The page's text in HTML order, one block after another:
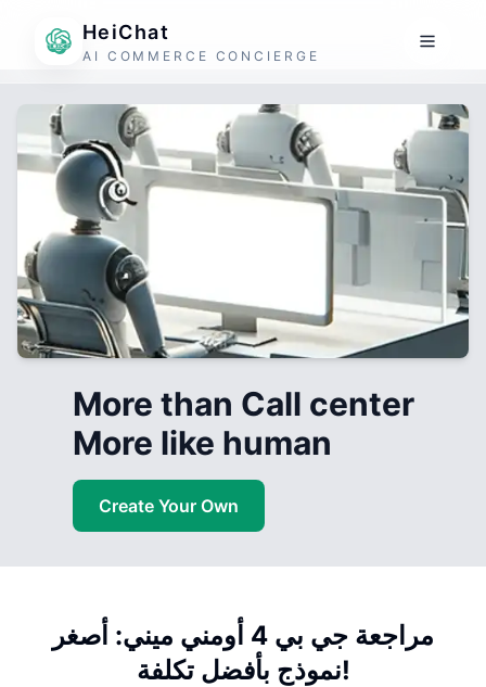
HeiChat
AI COMMERCE CONCIERGE
More than Call center
More like human
Create Your Own
مراجعة جي بي 4 أومني ميني: أصغر
نموذج بأفضل تكلفة!